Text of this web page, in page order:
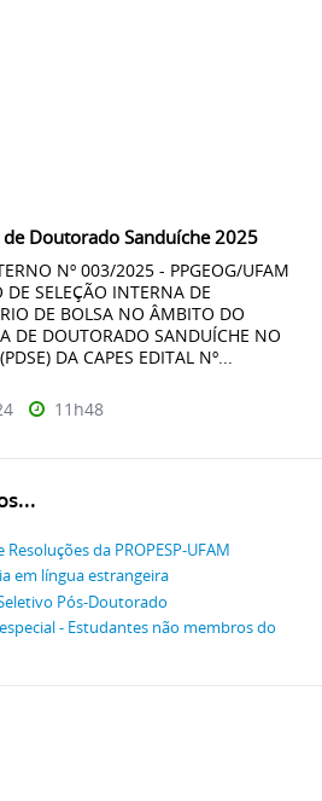
Doutorado Sanduíche 2025
Nº 003/2025 - PPGEOG/UFAM
DE SELEÇÃO INTERNA DE
DE BOLSA NO ÂMBITO DO
DE DOUTORADO SANDUÍCHE NO
DA CAPES EDITAL Nº...
11h48
Resoluções da PROPESP-UFAM
em língua estrangeira
Pós-Doutorado
- Estudantes não membros do